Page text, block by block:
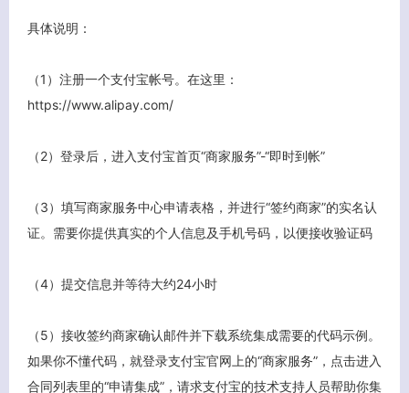
具体说明：
（1）注册一个支付宝帐号。在这里：
https://www.alipay.com/
（2）登录后，进入支付宝首页“商家服务”-“即时到帐”
（3）填写商家服务中心申请表格，并进行“签约商家”的实名认
证。需要你提供真实的个人信息及手机号码，以便接收验证码
（4）提交信息并等待大约24小时
（5）接收签约商家确认邮件并下载系统集成需要的代码示例。
如果你不懂代码，就登录支付宝官网上的“商家服务”，点击进入
合同列表里的“申请集成”，请求支付宝的技术支持人员帮助你集